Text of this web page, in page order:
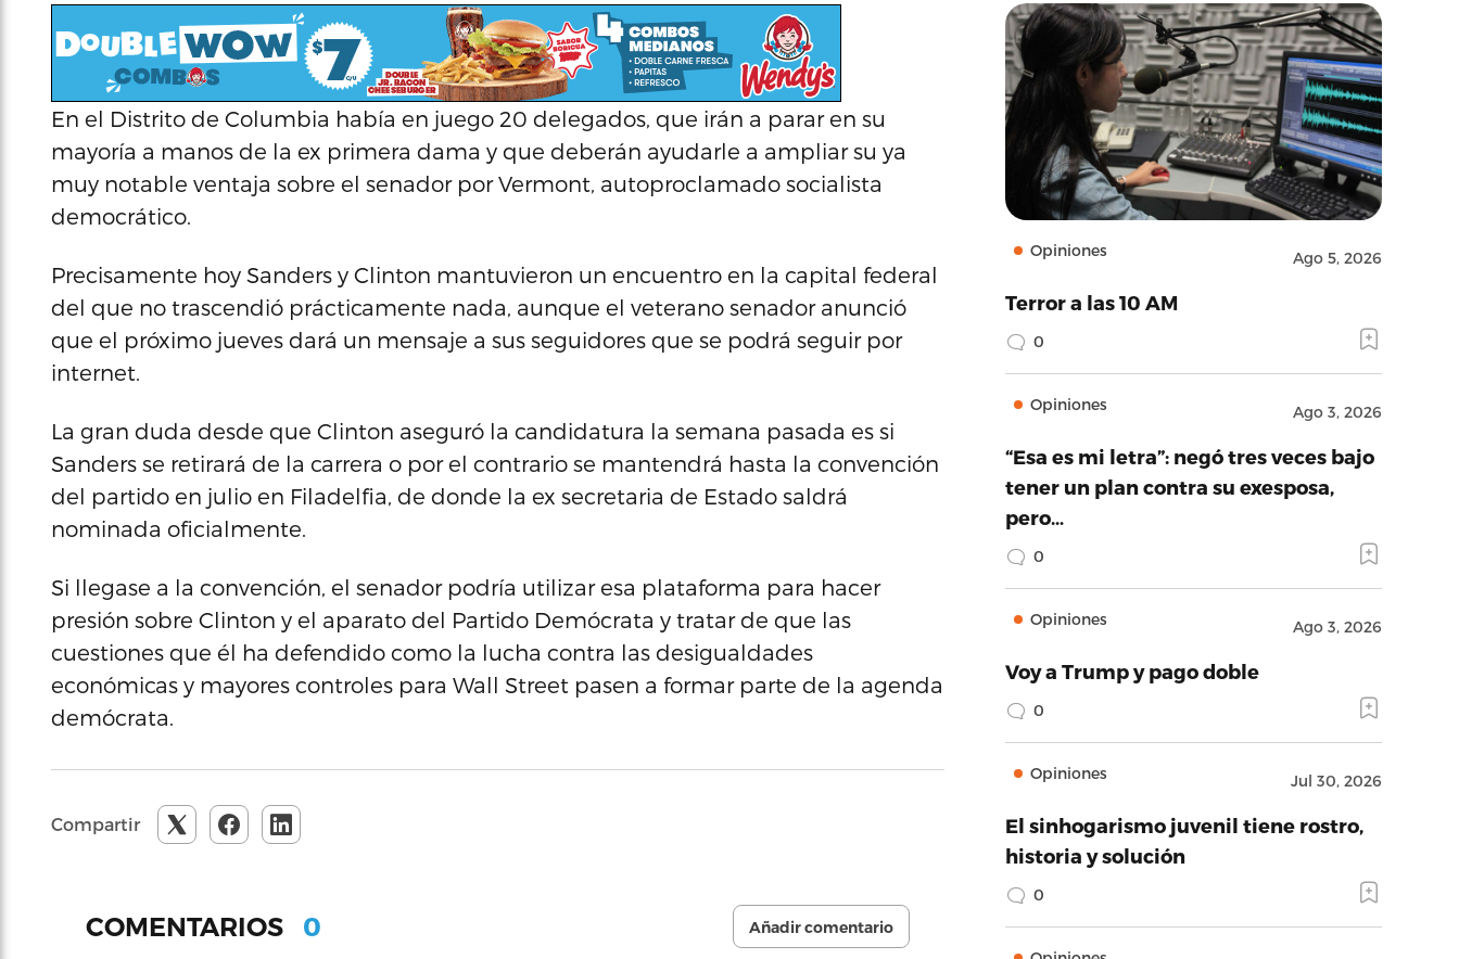
En el Distrito de Columbia había en juego 20 delegados, que irán a parar en su
mayoría a manos de la ex primera dama y que deberán ayudarle a ampliar su ya
muy notable ventaja sobre el senador por Vermont, autoproclamado socialista
democrático.
Precisamente hoy Sanders y Clinton mantuvieron un encuentro en la capital federal
del que no trascendió prácticamente nada, aunque el veterano senador anunció
que el próximo jueves dará un mensaje a sus seguidores que se podrá seguir por
internet.
La gran duda desde que Clinton aseguró la candidatura la semana pasada es si
Sanders se retirará de la carrera o por el contrario se mantendrá hasta la convención
del partido en julio en Filadelfia, de donde la ex secretaria de Estado saldrá
nominada oficialmente.
Si llegase a la convención, el senador podría utilizar esa plataforma para hacer
presión sobre Clinton y el aparato del Partido Demócrata y tratar de que las
cuestiones que él ha defendido como la lucha contra las desigualdades
económicas y mayores controles para Wall Street pasen a formar parte de la agenda
demócrata.
Compartir
COMENTARIOS 0 Añadir comentario
Opiniones Ago 5, 2026
Terror a las 10 AM
0
Opiniones Ago 3, 2026
“Esa es mi letra”: negó tres veces bajo
tener un plan contra su exesposa,
pero…
0
Opiniones Ago 3, 2026
Voy a Trump y pago doble
0
Opiniones Jul 30, 2026
El sinhogarismo juvenil tiene rostro,
historia y solución
0